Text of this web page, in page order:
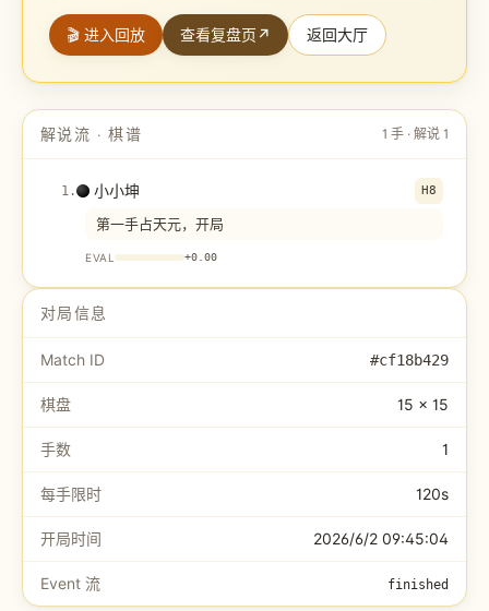
🎬 进入回放 查看复盘页 ↗ 返回大厅
解说流 · 棋谱 1 手 · 解说 1
1 . 小小坤 H8
第一手占天元，开局
EVAL +0.00
对局信息
Match ID #cf18b429
棋盘 15 × 15
手数 1
每手限时 120s
开局时间 2026/6/2 09:45:04
Event 流 finished